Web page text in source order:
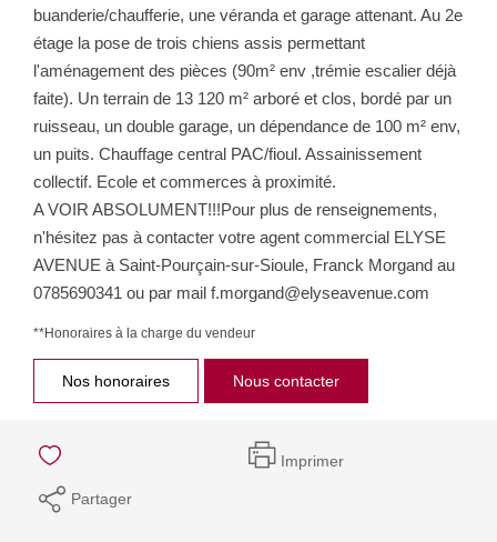
buanderie/chaufferie, une véranda et garage attenant. Au 2e
étage la pose de trois chiens assis permettant
l'aménagement des pièces (90m² env ,trémie escalier déjà
faite). Un terrain de 13 120 m² arboré et clos, bordé par un
ruisseau, un double garage, un dépendance de 100 m² env,
un puits. Chauffage central PAC/fioul. Assainissement
collectif. Ecole et commerces à proximité.
A VOIR ABSOLUMENT!!!Pour plus de renseignements,
n'hésitez pas à contacter votre agent commercial ELYSE
AVENUE à Saint-Pourçain-sur-Sioule, Franck Morgand au
0785690341 ou par mail f.morgand@elyseavenue.com
**Honoraires à la charge du vendeur
Nos honoraires Nous contacter
Imprimer
Partager